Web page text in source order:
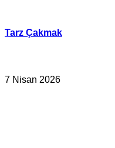
Tarz Çakmak
7 Nisan 2026